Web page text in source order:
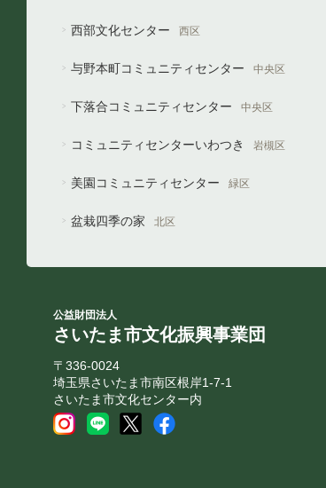
西部文化センター 西区
与野本町コミュニティセンター 中央区
下落合コミュニティセンター 中央区
コミュニティセンターいわつき 岩槻区
美園コミュニティセンター 緑区
盆栽四季の家 北区
公益財団法人
さいたま市文化振興事業団
〒336-0024
埼玉県さいたま市南区根岸1-7-1
さいたま市文化センター内